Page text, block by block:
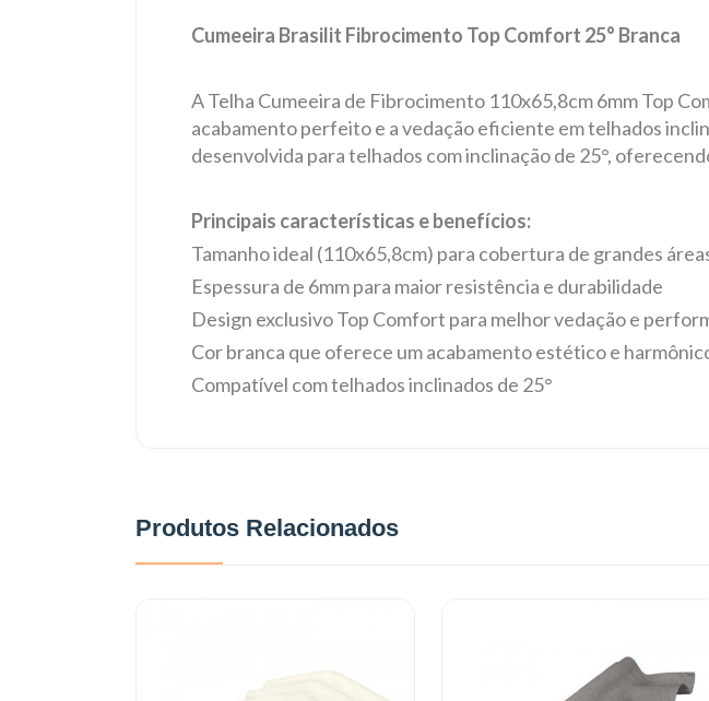
Cumeeira Brasilit Fibrocimento Top Comfort 25° Branca
A Telha Cumeeira de Fibrocimento 110x65,8cm 6mm Top
acabamento perfeito e a vedação eficiente em telhados
desenvolvida para telhados com inclinação de 25°,
Principais características e benefícios:
Tamanho ideal (110x65,8cm) para cobertura de grandes
Espessura de 6mm para maior resistência e durabilidade
Design exclusivo Top Comfort para melhor vedação e
Cor branca que oferece um acabamento estético e
Compatível com telhados inclinados de 25°
Produtos Relacionados